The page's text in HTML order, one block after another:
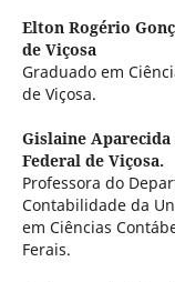
Elton Rogério
de Viçosa
Graduado em
de Viçosa.
Gislaine Aparecida
Federal de Viçosa.
Professora do
Contabilidade da
em Ciências
Ferais.